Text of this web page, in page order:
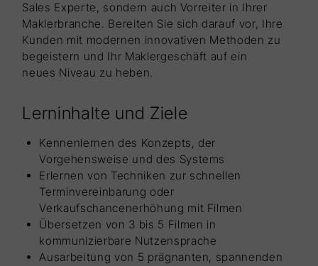
Sales Experte, sondern auch Vorreiter in Ihrer
Maklerbranche. Bereiten Sie sich darauf vor, Ihre
Kunden mit modernen innovativen Methoden zu
begeistern und Ihr Maklergeschäft auf ein
neues Niveau zu heben.
Lerninhalte und Ziele
Kennenlernen des Konzepts, der
Vorgehensweise und des Systems
Erlernen von Techniken zur schnellen
Terminvereinbarung oder
Verkaufschancenerhöhung mit Filmen
Übersetzen von 3 bis 5 Filmen in
kommunizierbare Nutzensprache
Ausarbeitung von 5 prägnanten, spannenden